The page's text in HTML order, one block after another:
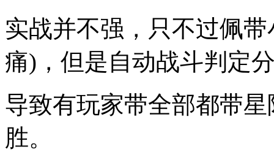
实战并不强，只不过佩
痛)，但是自动战斗判定
导致有玩家带全部都带
胜。